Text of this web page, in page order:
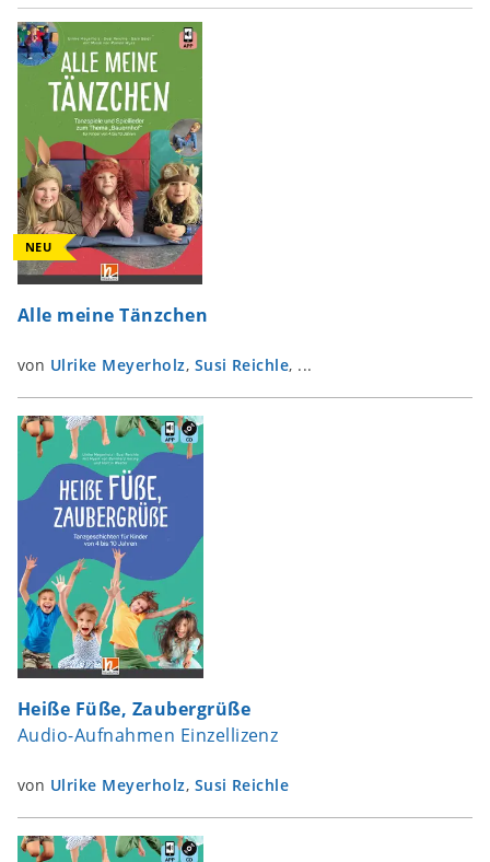
NEU
Alle meine Tänzchen
von Ulrike Meyerholz, Susi Reichle, ...
Heiße Füße, Zaubergrüße
Audio-Aufnahmen Einzellizenz
von Ulrike Meyerholz, Susi Reichle